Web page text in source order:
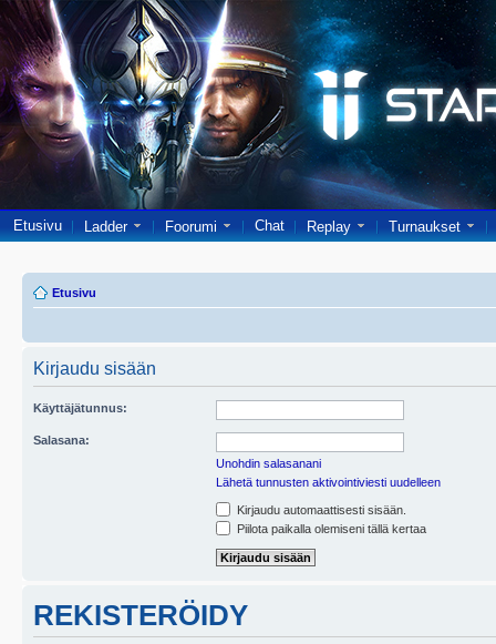
Etusivu Ladder Foorumi Chat Replay Turnaukset
Etusivu
Kirjaudu sisään
Käyttäjätunnus:
Salasana:
Unohdin salasanani
Lähetä tunnusten aktivointiviesti uudelleen
Kirjaudu automaattisesti sisään.
Piilota paikalla olemiseni tällä kertaa
REKISTERÖIDY